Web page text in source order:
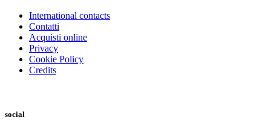
International contacts
Contatti
Acquisti online
Privacy
Cookie Policy
Credits
social